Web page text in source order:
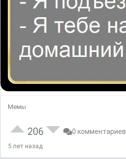
Мемы
206 0 комментариев
5 лет назад